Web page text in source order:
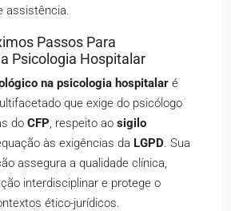
assistência.
Passos Para
Psicologia Hospitalar
na psicologia hospitalar é
que exige do psicólogo
do CFP, respeito ao sigilo
às exigências da LGPD. Sua
assegura a qualidade clínica,
interdisciplinar e protege o
ético-jurídicos.